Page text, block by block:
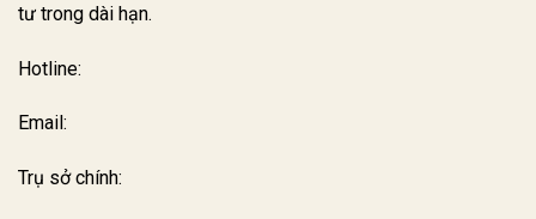
tư trong dài hạn.
Hotline:
Email:
Trụ sở chính: